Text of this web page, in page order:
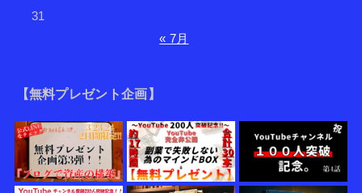
31
« 7月
【無料プレゼント企画】